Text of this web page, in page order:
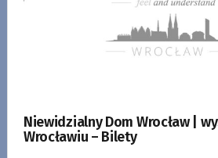
Niewidzialny Dom Wrocław |
Wrocławiu – Bilety